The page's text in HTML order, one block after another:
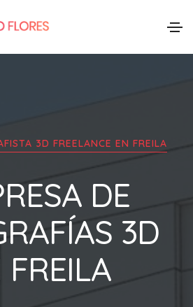
3D FREELANCE EN FREILA
DE
3D
FREILA